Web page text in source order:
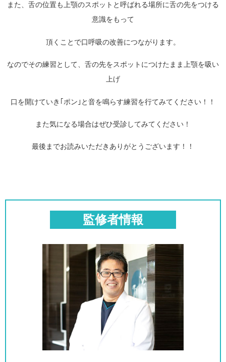
また、舌の位置も上顎のスポットと呼ばれる場所に舌の先をつける
意識をもって
頂くことで口呼吸の改善につながります。
なのでその練習として、舌の先をスポットにつけたまま上顎を吸い
上げ
口を開けていき｢ポン｣と音を鳴らす練習を行てみてください！！
また気になる場合はぜひ受診してみてください！
最後までお読みいただきありがとうございます！！
監修者情報